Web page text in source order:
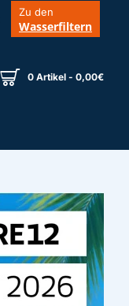
Zu den
Wasserfiltern
0 Artikel - 0,00€